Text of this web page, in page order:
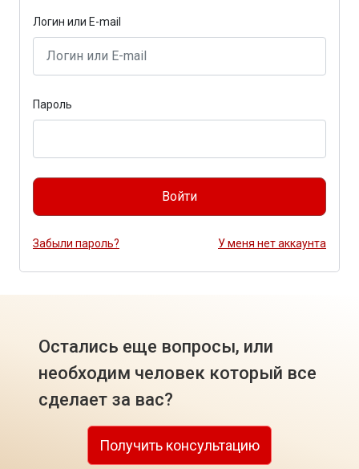
Логин или E-mail
Пароль
Войти
Забыли пароль? У меня нет аккаунта
Остались еще вопросы, или
необходим человек который все
сделает за вас?
Получить консультацию